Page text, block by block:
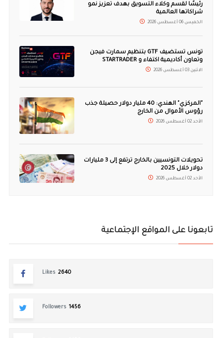
رئيسًا لقسم وكلاء التسويق بهدف تعزيز نمو
شراكاتها العالمية
الخميس 06 أغسطس 2026
تونس تستضيف GTF بتنظيم سمارت فيجن
وتعاون أكاديمية اكتفاء و STARTRADER
الاثنين 03 أغسطس 2026
"المركزي" الهندي: 40 مليار دولار حصيلة جذب
رؤوس الأموال من الخارج
الأحد 02 أغسطس 2026
تحويلات التونسيين بالخارج ترتفع إلى 3 مليارات
دولار خلال 2025
الأحد 02 أغسطس 2026
تابعونا على المواقع الإجتماعية
Likes 2640
Followers 1456